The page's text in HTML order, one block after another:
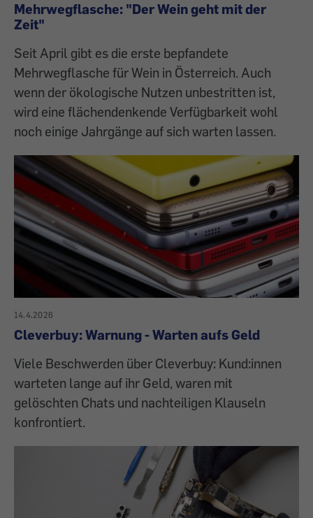
Mehrwegflasche: "Der Wein geht mit der
Zeit"
Seit April gibt es die erste bepfandete
Mehrwegflasche für Wein in Österreich. Auch
wenn der ökologische Nutzen unbestritten ist,
wird eine flächendenkende Verfügbarkeit wohl
noch einige Jahrgänge auf sich warten lassen.
14.4.2026
Cleverbuy: Warnung - Warten aufs Geld
Viele Beschwerden über Cleverbuy: Kund:innen
warteten lange auf ihr Geld, waren mit
gelöschten Chats und nachteiligen Klauseln
konfrontiert.